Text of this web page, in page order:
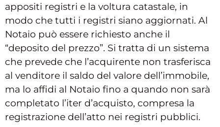
appositi registri e la voltura catastale, in
modo che tutti i registri siano aggiornati. Al
Notaio può essere richiesto anche il
“deposito del prezzo”. Si tratta di un sistema
che prevede che l’acquirente non trasferisca
al venditore il saldo del valore dell’immobile,
ma lo affidi al Notaio fino a quando non sarà
completato l’iter d’acquisto, compresa la
registrazione dell’atto nei registri pubblici.